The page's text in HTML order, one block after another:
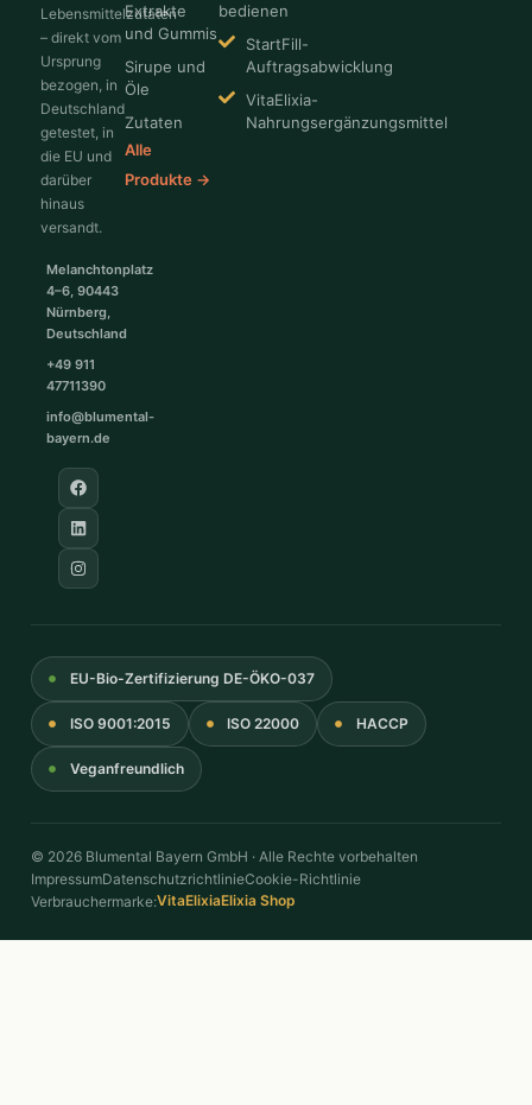
Lebensmittelzutaten
– direkt vom
Ursprung
bezogen, in
Deutschland
getestet, in
die EU und
darüber
hinaus
versandt.
Melanchtonplatz
4–6, 90443
Nürnberg,
Deutschland
+49 911
47711390
info@blumental-
bayern.de
Extrakte
und Gummis
Sirupe und
Öle
Zutaten
Alle
Produkte →
bedienen
StartFill-
Auftragsabwicklung
VitaElixia-
Nahrungsergänzungsmittel
EU-Bio-Zertifizierung DE-ÖKO-037
ISO 9001:2015 ISO 22000 HACCP
Veganfreundlich
© 2026 Blumental Bayern GmbH · Alle Rechte vorbehalten
ImpressumDatenschutzrichtlinieCookie-Richtlinie
Verbrauchermarke:VitaElixiaElixia Shop